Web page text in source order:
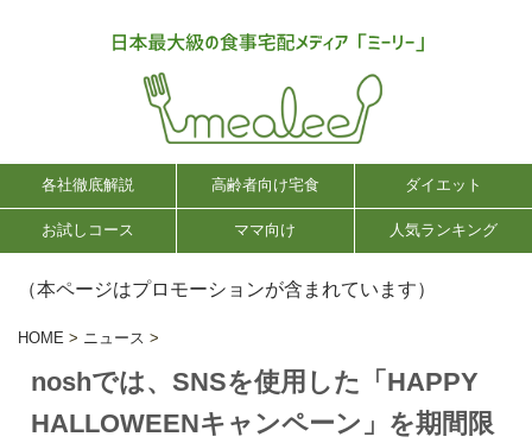
各社徹底解説 高齢者向け宅食 ダイエット
お試しコース ママ向け 人気ランキング
（本ページはプロモーションが含まれています）
HOME > ニュース >
noshでは、SNSを使用した「HAPPY
HALLOWEENキャンペーン」を期間限